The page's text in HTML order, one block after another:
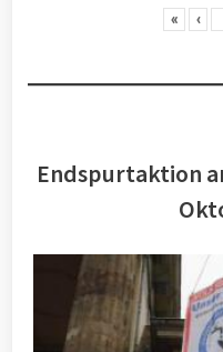
« ‹
Endspurtaktion